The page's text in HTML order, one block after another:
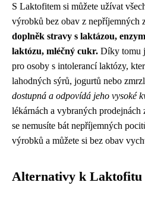
S Laktofitem si můžete užívat
výrobků bez obav z nepříjemných
doplněk stravy s laktázou,
laktózu, mléčný cukr. Díky tomu
pro osoby s intolerancí laktózy,
lahodných sýrů, jogurtů nebo
dostupná a odpovídá jeho vysoké
lékárnách a vybraných
se nemusíte bát nepříjemných
výrobků a můžete si bez obav
Alternativy k Laktofitu